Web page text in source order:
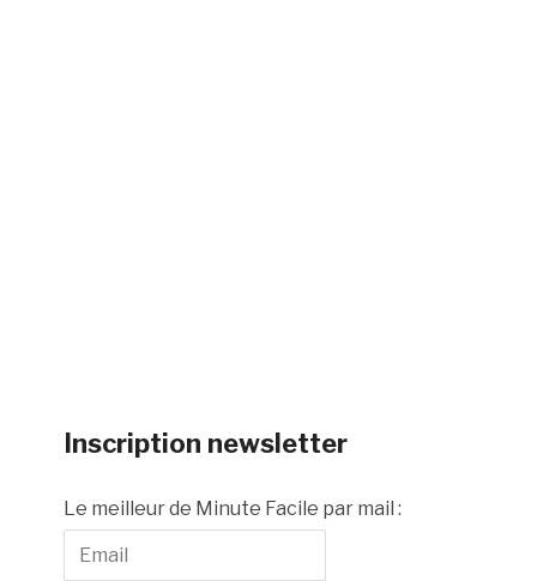
Inscription newsletter
Le meilleur de Minute Facile par mail :